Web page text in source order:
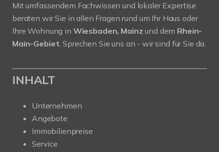
Mit umfassendem Fachwissen und lokaler Expertise
beraten wir Sie in allen Fragen rund um Ihr Haus oder
Ihre Wohnung in Wiesbaden, Mainzund dem Rhein-
Main-Gebiet. Sprechen Sie uns an - wir sind für Sie da.
INHALT
Unternehmen
Angebote
Immobilienpreise
Service